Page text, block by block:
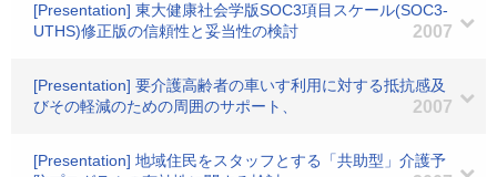
[Presentation] 東大健康社会学版SOC3項目スケール(SOC3-
UTHS)修正版の信頼性と妥当性の検討
2007
[Presentation] 要介護高齢者の車いす利用に対する抵抗感及
びその軽減のための周囲のサポート、
2007
[Presentation] 地域住民をスタッフとする「共助型」介護予